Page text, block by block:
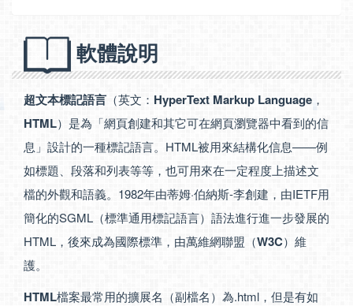
軟體說明
超文本標記語言 （英文： HyperText Markup Language ，
HTML）是為「網頁創建和其它可在網頁瀏覽器中看到的信
息」設計的一種標記語言。HTML被用來結構化信息——例
如標題、段落和列表等等，也可用來在一定程度上描述文
檔的外觀和語義。1982年由蒂姆·伯納斯-李創建，由IETF用
簡化的SGML（標準通用標記語言）語法進行進一步發展的
HTML，後來成為國際標準，由萬維網聯盟（W3C）維
護。
HTML檔案最常用的擴展名（副檔名）為.html，但是有如